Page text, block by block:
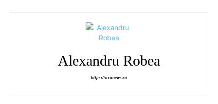
Alexandru Robea
https://axanews.ro